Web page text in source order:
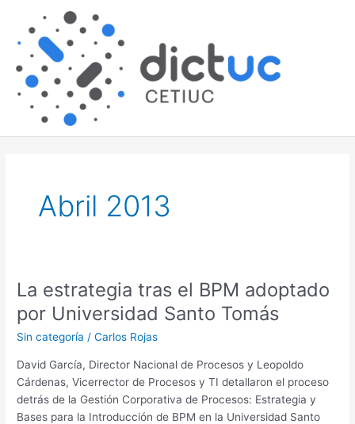
content
Abril 2013
La estrategia tras el BPM adoptado
por Universidad Santo Tomás
Sin categoría /Carlos Rojas
David García, Director Nacional de Procesos y Leopoldo
Cárdenas, Vicerrector de Procesos y TI detallaron el proceso
detrás de la Gestión Corporativa de Procesos: Estrategia y
Bases para la Introducción de BPM en la Universidad Santo
La
estrategia
tras
el